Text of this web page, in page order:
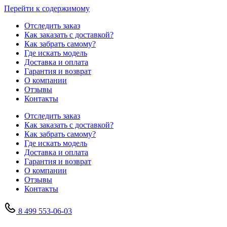
Перейти к содержимому
Отследить заказ
Как заказать с доставкой?
Как забрать самому?
Где искать модель
Доставка и оплата
Гарантия и возврат
О компании
Отзывы
Контакты
Отследить заказ
Как заказать с доставкой?
Как забрать самому?
Где искать модель
Доставка и оплата
Гарантия и возврат
О компании
Отзывы
Контакты
8 499 553-06-03